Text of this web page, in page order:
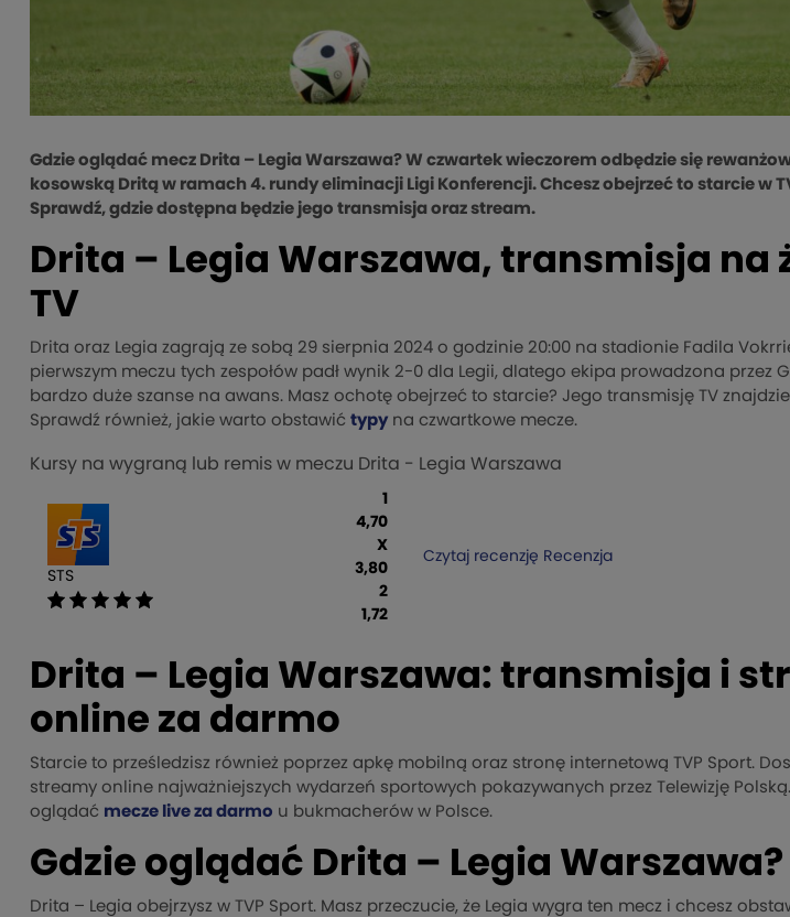
Gdzie oglądać mecz Drita – Legia Warszawa? W czwartek wieczorem odbędzie się
kosowską Dritą w ramach 4. rundy eliminacji Ligi Konferencji. Chcesz obejrzeć to starcie w
Sprawdź, gdzie dostępna będzie jego transmisja oraz stream.
Drita – Legia Warszawa, transmisja na
TV
Drita oraz Legia zagrają ze sobą 29 sierpnia 2024 o godzinie 20:00 na stadionie Fadila
pierwszym meczu tych zespołów padł wynik 2-0 dla Legii, dlatego ekipa prowadzona przez
bardzo duże szanse na awans. Masz ochotę obejrzeć to starcie? Jego transmisję TV
Sprawdź również, jakie warto obstawić typy na czwartkowe mecze.
Kursy na wygraną lub remis w meczu Drita - Legia Warszawa
STS
1
4,70
X
3,80
2
1,72
Czytaj recenzję Recenzja
Drita – Legia Warszawa: transmisja i
online za darmo
Starcie to prześledzisz również poprzez apkę mobilną oraz stronę internetową TVP Sport.
streamy online najważniejszych wydarzeń sportowych pokazywanych przez Telewizję
oglądać mecze live za darmo u bukmacherów w Polsce.
Gdzie oglądać Drita – Legia Warszawa?
Drita – Legia obejrzysz w TVP Sport. Masz przeczucie, że Legia wygra ten mecz i chcesz